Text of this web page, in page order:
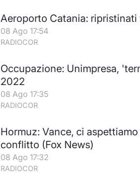
Aeroporto Catania:
08 Ago 17:54
RADIOCOR
Occupazione: Unimpresa,
2022
08 Ago 17:35
RADIOCOR
Hormuz: Vance, ci
conflitto (Fox News)
08 Ago 17:32
RADIOCOR